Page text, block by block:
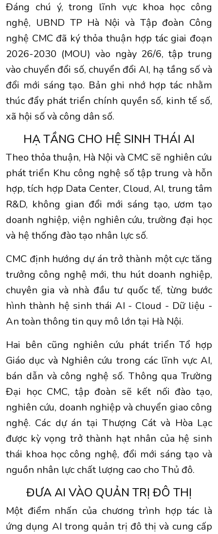
Đáng chú ý, trong lĩnh vực khoa học công
nghệ, UBND TP Hà Nội và Tập đoàn Công
nghệ CMC đã ký thỏa thuận hợp tác giai đoạn
2026-2030 (MOU) vào ngày 26/6, tập trung
vào chuyển đổi số, chuyển đổi AI, hạ tầng số và
đổi mới sáng tạo. Bản ghi nhớ hợp tác nhằm
thúc đẩy phát triển chính quyền số, kinh tế số,
xã hội số và công dân số.
HẠ TẦNG CHO HỆ SINH THÁI AI
Theo thỏa thuận, Hà Nội và CMC sẽ nghiên cứu
phát triển Khu công nghệ số tập trung và hỗn
hợp, tích hợp Data Center, Cloud, AI, trung tâm
R&D, không gian đổi mới sáng tạo, ươm tạo
doanh nghiệp, viện nghiên cứu, trường đại học
và hệ thống đào tạo nhân lực số.
CMC định hướng dự án trở thành một cực tăng
trưởng công nghệ mới, thu hút doanh nghiệp,
chuyên gia và nhà đầu tư quốc tế, từng bước
hình thành hệ sinh thái AI - Cloud - Dữ liệu -
An toàn thông tin quy mô lớn tại Hà Nội.
Hai bên cũng nghiên cứu phát triển Tổ hợp
Giáo dục và Nghiên cứu trong các lĩnh vực AI,
bán dẫn và công nghệ số. Thông qua Trường
Đại học CMC, tập đoàn sẽ kết nối đào tạo,
nghiên cứu, doanh nghiệp và chuyển giao công
nghệ. Các dự án tại Thượng Cát và Hòa Lạc
được kỳ vọng trở thành hạt nhân của hệ sinh
thái khoa học công nghệ, đổi mới sáng tạo và
nguồn nhân lực chất lượng cao cho Thủ đô.
ĐƯA AI VÀO QUẢN TRỊ ĐÔ THỊ
Một điểm nhấn của chương trình hợp tác là
ứng dụng AI trong quản trị đô thị và cung cấp